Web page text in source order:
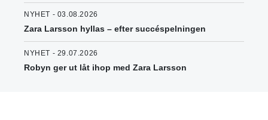
NYHET - 03.08.2026
Zara Larsson hyllas – efter succéspelningen
NYHET - 29.07.2026
Robyn ger ut låt ihop med Zara Larsson